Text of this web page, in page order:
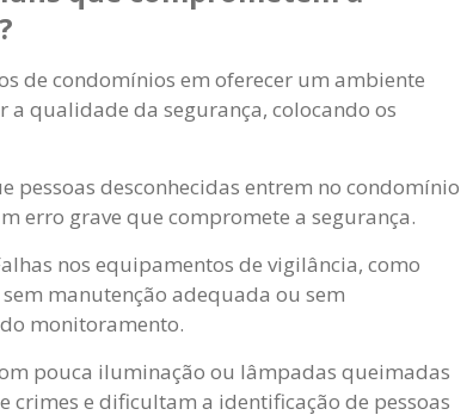
de condomínios em oferecer um ambiente
qualidade da segurança, colocando os
pessoas desconhecidas entrem no condomínio
erro grave que compromete a segurança.
nos equipamentos de vigilância, como
manutenção adequada ou sem
monitoramento.
pouca iluminação ou lâmpadas queimadas
e dificultam a identificação de pessoas